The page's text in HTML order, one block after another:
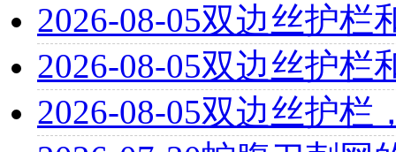
2026-08-05双边丝护栏
2026-08-05双边丝护栏
2026-08-05双边丝护栏